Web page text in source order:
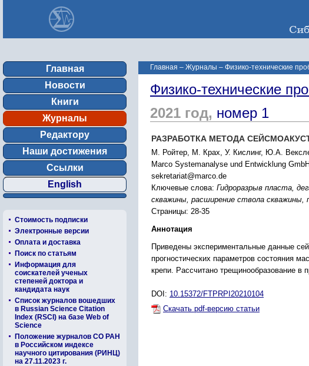
Главная
Новости
Книги
Журналы
Редактору
Наши достижения
Ссылки
English
Стоимость подписки
Электронные версии
Оплата и доставка
Поиск по статьям
Информация для
соискателей ученых
степеней доктора и
кандидата наук
Список журналов вошедших
в Russian Science Citation
Index (RSCI) на базе Web of
Science
Положение журналов СО РАН
в Российском индексе
научного цитирования (РИНЦ)
на 27.11.2023 г.
Главная – Журналы – Физико-технические
Физико-технические
2021 год, номер 1
РАЗРАБОТКА МЕТОДА
М. Ройтер, М. Крах, У. Кислинг, Ю.А.
Marco Systemanalyse und Entwicklung
sekretariat@marco.de
Ключевые слова: Гидроразрыв пласта,
скважины, расширение ствола
Страницы: 28-35
Аннотация
Приведены экспериментальные данные
прогностических параметров состояния
крепи. Рассчитано трещинообразование в
DOI: 10.15372/FTPRPI20210104
Скачать pdf-версию статьи